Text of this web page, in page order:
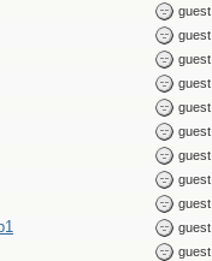
guest
guest
guest
guest
guest
guest
guest
guest
guest
guest
guest